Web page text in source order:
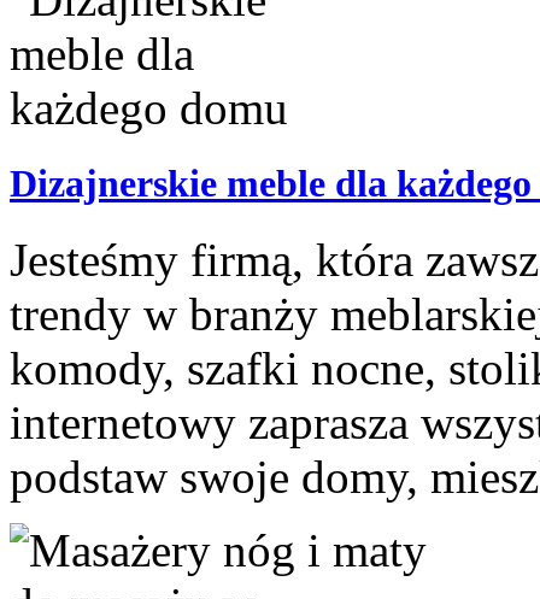
Dizajnerskie meble dla
Jesteśmy firmą, która
trendy w branży
komody, szafki nocne,
internetowy zaprasza
podstaw swoje domy,